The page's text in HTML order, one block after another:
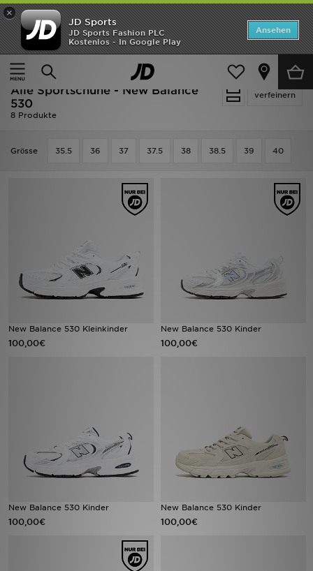
×
JD Sports
JD Sports Fashion PLC
Kostenlos - In Google Play
Ansehen
Startseite
Kinder
Schuhe Jugendliche (Gr. 36-38.5)
verfeinern
Alle Sportschuhe - New Balance
530
8 Produkte
Grӧsse 35.5 36 37 37.5 38 38.5 39 40
New Balance 530 Kleinkinder
100,00€
New Balance 530 Kinder
100,00€
New Balance 530 Kinder
100,00€
New Balance 530 Kinder
100,00€
Startseite
ANGEBOTE
Marken
Neuheiten
Herren
JD Exklusives
Sport
Mein JD
Meine Nachrichten